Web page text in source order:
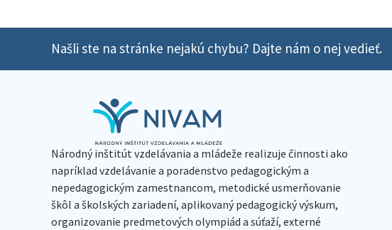
Našli ste na stránke nejakú chybu? Dajte nám o nej vedieť.
Národný inštitút vzdelávania a mládeže realizuje činnosti ako
napríklad vzdelávanie a poradenstvo pedagogickým a
nepedagogickým zamestnancom, metodické usmerňovanie
škôl a školských zariadení, aplikovaný pedagogický výskum,
organizovanie predmetových olympiád a súťaží, externé